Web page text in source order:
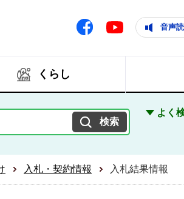
然が響きあいともに輝く住みよいまち
Facebook Youtube 音声
くらし
よく
入札・契約情報 入札結果情報